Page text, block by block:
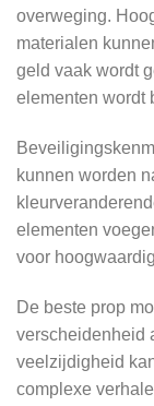
overweging.
materialen
geld vaak wordt
elementen wordt
kunnen worden
elementen
voor
De beste prop
verscheidenheid
veelzijdigheid
complexe